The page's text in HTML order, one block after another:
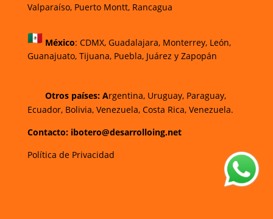
Valparaíso, Puerto Montt, Rancagua
México: CDMX, Guadalajara, Monterrey, León,
Guanajuato, Tijuana, Puebla, Juárez y Zapopán
Otros países: Argentina, Uruguay, Paraguay,
Ecuador, Bolivia, Venezuela, Costa Rica, Venezuela.
Contacto: ibotero@desarrolloing.net
Política de Privacidad
w